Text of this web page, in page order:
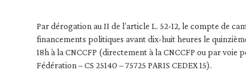
Par dérogation au II de l’article L. 52-12, le compte de
financements politiques avant dix-huit heures le
18h à la CNCCFP (directement à la CNCCFP ou par
Fédération – CS 25140 – 75725 PARIS CEDEX 15).